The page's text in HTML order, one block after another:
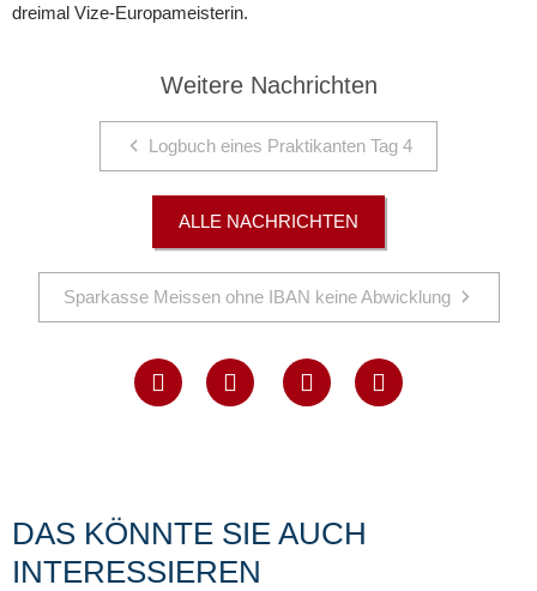
dreimal Vize-Europameisterin.
Weitere Nachrichten
Logbuch eines Praktikanten Tag 4
ALLE NACHRICHTEN
Sparkasse Meissen ohne IBAN keine Abwicklung
DAS KÖNNTE SIE AUCH
INTERESSIEREN